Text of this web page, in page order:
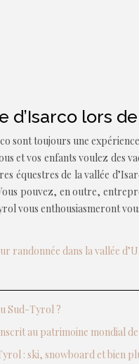
d’Isarco lors
sont toujours une
et vos enfants voulez des
équestres de la vallée
pouvez, en outre,
vous enthousiasmeront
randonnée dans la vallée
Sud-Tyrol ?
au patrimoine mondial de
: ski, snowboard et bien